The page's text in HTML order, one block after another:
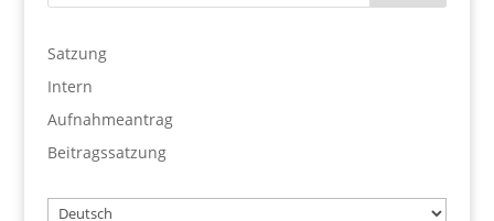
Satzung
Intern
Aufnahmeantrag
Beitragssatzung
Wählen